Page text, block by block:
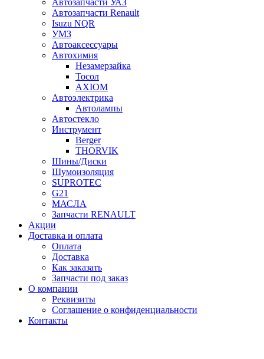
Автозапчасти Renault
Isuzu NQR
УМЗ
Автоаксессуары
Автохимия
Незамерзайка
Тосол
AXIOM
Автоэлектрика
Автолампы
Автостекло
Инструмент
Berger
THORVIK
Шины/Диски
Шумоизоляция
SUPROTEC
G21
МАСЛА
Запчасти RENAULT
Акции
Доставка и оплата
Оплата
Доставка
Как заказать
Запчасти под заказ
О компании
Реквизиты
Соглашение о конфиденциальности
Контакты